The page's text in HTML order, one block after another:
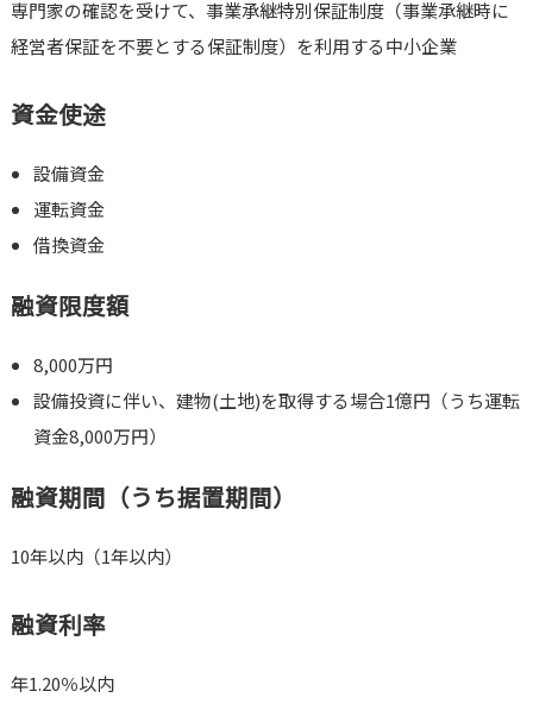
専門家の確認を受けて、事業承継特別保証制度（事業承継時に
経営者保証を不要とする保証制度）を利用する中小企業
資金使途
設備資金
運転資金
借換資金
融資限度額
8,000万円
設備投資に伴い、建物(土地)を取得する場合1億円（うち運転
資金8,000万円）
融資期間（うち据置期間）
10年以内（1年以内）
融資利率
年1.20％以内